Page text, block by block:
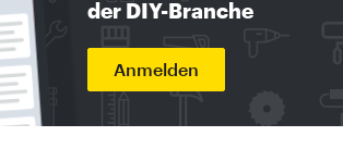
der DIY-Branche
Anmelden